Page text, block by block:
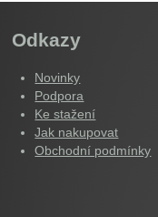
Odkazy
Novinky
Podpora
Ke stažení
Jak nakupovat
Obchodní podmínky